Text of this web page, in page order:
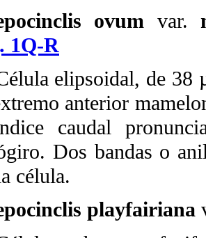
ovum var.
1Q-R
elipsoidal, de 38
anterior
caudal
Dos bandas o
célula.
playfairiana